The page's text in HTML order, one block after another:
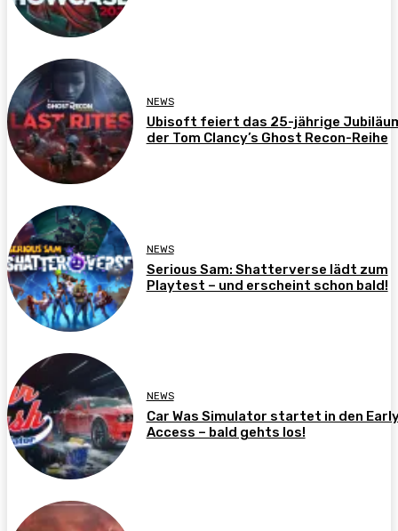
NEWS
Ubisoft feiert das 25-jährige
der Tom Clancy’s Ghost Recon-Reihe
NEWS
Serious Sam: Shatterverse lädt zum
Playtest – und erscheint schon bald!
NEWS
Car Was Simulator startet in den
Access – bald gehts los!